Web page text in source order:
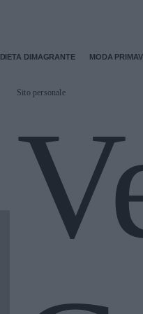
DIETA DIMAGRANTE MODA
Sito personale